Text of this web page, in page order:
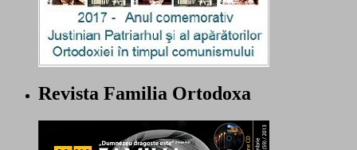
Revista Familia Ortodoxa